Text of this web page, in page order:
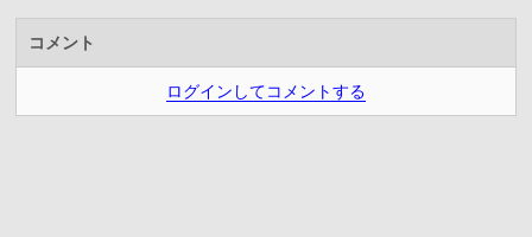
コメント
ログインしてコメントする